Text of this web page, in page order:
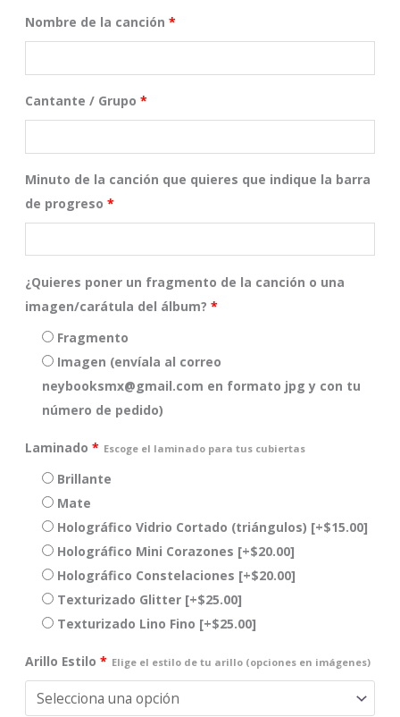
Nombre de la canción *
Cantante / Grupo *
Minuto de la canción que quieres que indique la barra
de progreso *
¿Quieres poner un fragmento de la canción o una
imagen/carátula del álbum? *
Fragmento
Imagen (envíala al correo
neybooksmx@gmail.com en formato jpg y con tu
número de pedido)
Laminado * Escoge el laminado para tus cubiertas
Brillante
Mate
Holográfico Vidrio Cortado (triángulos) [+$15.00]
Holográfico Mini Corazones [+$20.00]
Holográfico Constelaciones [+$20.00]
Texturizado Glitter [+$25.00]
Texturizado Lino Fino [+$25.00]
Arillo Estilo * Elige el estilo de tu arillo (opciones en imágenes)